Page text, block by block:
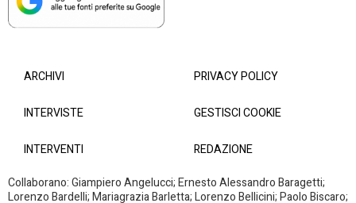
ARCHIVI
INTERVISTE
INTERVENTI
PRIVACY POLICY
GESTISCI COOKIE
REDAZIONE
Collaborano: Giampiero Angelucci; Ernesto Alessandro Baragetti;
Lorenzo Bardelli; Mariagrazia Barletta; Lorenzo Bellicini; Paolo Biscaro;